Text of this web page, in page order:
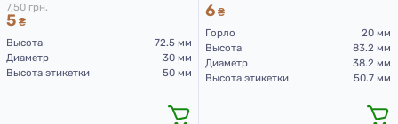
7,50 грн.
5 ₴
Высота
72.5 мм
Диаметр
30 мм
Высота этикетки
50 мм
6 ₴
Горло
20 мм
Высота
83.2 мм
Диаметр
38.2 мм
Высота этикетки
50.7 мм